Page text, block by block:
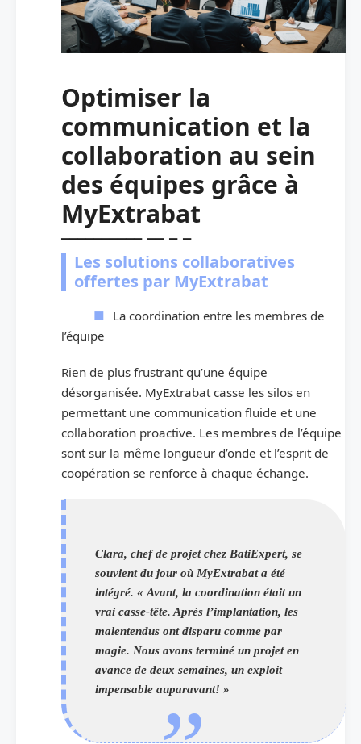
Optimiser la
communication et la
collaboration au sein
des équipes grâce à
MyExtrabat
Les solutions collaboratives
offertes par MyExtrabat
La coordination entre les membres de
l’équipe
Rien de plus frustrant qu’une équipe
désorganisée. MyExtrabat casse les silos en
permettant une communication fluide et une
collaboration proactive. Les membres de l’équipe
sont sur la même longueur d’onde et l’esprit de
coopération se renforce à chaque échange.
Clara, chef de projet chez BatiExpert, se
souvient du jour où MyExtrabat a été
intégré. « Avant, la coordination était un
vrai casse-tête. Après l’implantation, les
malentendus ont disparu comme par
magie. Nous avons terminé un projet en
avance de deux semaines, un exploit
impensable auparavant! »